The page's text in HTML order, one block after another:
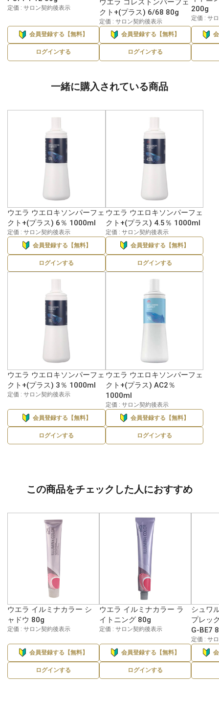
定価 : サロン契約後表示
会員登録する【無料】
ログインする
クト+(プラス) 6/68 80g
定価 : サロン契約後表示
会員登録する【無料】
ログインする
200g
定価 : サ
一緒に購入されている商品
ウエラ ウエロキソンパーフェ
クト+(プラス) 6％ 1000ml
定価 : サロン契約後表示
会員登録する【無料】
ログインする
ウエラ ウエロキソンパーフェ
クト+(プラス) 4.5％ 1000ml
定価 : サロン契約後表示
会員登録する【無料】
ログインする
ウエラ ウエロキソンパーフェ
クト+(プラス) 3％ 1000ml
定価 : サロン契約後表示
会員登録する【無料】
ログインする
ウエラ ウエロキソンパーフェ
クト+(プラス) AC2％
1000ml
定価 : サロン契約後表示
会員登録する【無料】
ログインする
この商品をチェックした人におすすめ
ウエラ イルミナカラー シ
ャドウ 80g
定価 : サロン契約後表示
会員登録する【無料】
ログインする
ウエラ イルミナカラー ラ
イトニング 80g
定価 : サロン契約後表示
会員登録する【無料】
ログインする
シュワ
プレッ
G-BE7
定価 : サ